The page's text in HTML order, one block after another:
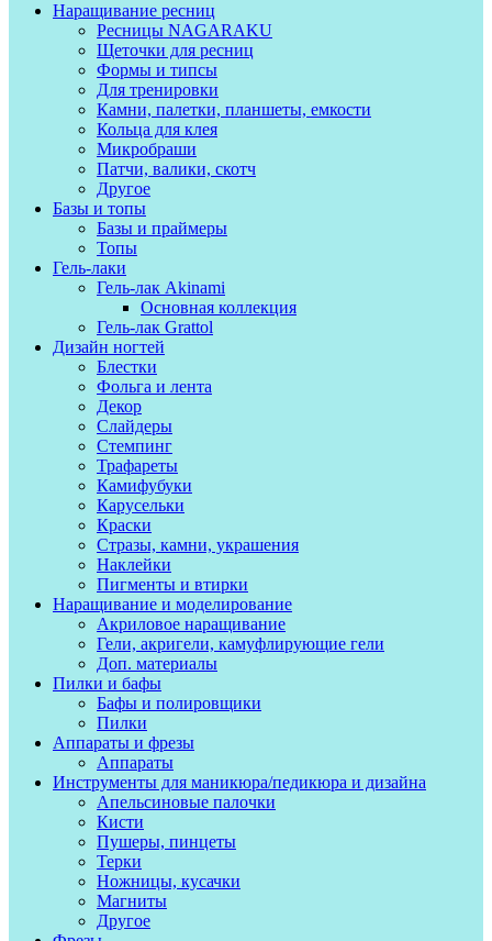
Наращивание ресниц
Ресницы NAGARAKU
Щеточки для ресниц
Формы и типсы
Для тренировки
Камни, палетки, планшеты, емкости
Кольца для клея
Микробраши
Патчи, валики, скотч
Другое
Базы и топы
Базы и праймеры
Топы
Гель-лаки
Гель-лак Akinami
Основная коллекция
Гель-лак Grattol
Дизайн ногтей
Блестки
Фольга и лента
Декор
Слайдеры
Стемпинг
Трафареты
Камифубуки
Карусельки
Краски
Стразы, камни, украшения
Наклейки
Пигменты и втирки
Наращивание и моделирование
Акриловое наращивание
Гели, акригели, камуфлирующие гели
Доп. материалы
Пилки и бафы
Бафы и полировщики
Пилки
Аппараты и фрезы
Аппараты
Инструменты для маникюра/педикюра и дизайна
Апельсиновые палочки
Кисти
Пушеры, пинцеты
Терки
Ножницы, кусачки
Магниты
Другое